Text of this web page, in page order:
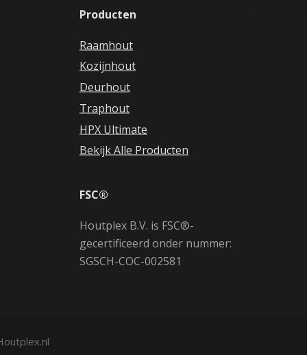
Producten
Raamhout
Kozijnhout
Deurhout
Traphout
HPX Ultimate
Bekijk Alle Producten
FSC®
Houtplex B.V. is FSC®-
gecertificeerd onder nummer:
SGSCH-COC-002581